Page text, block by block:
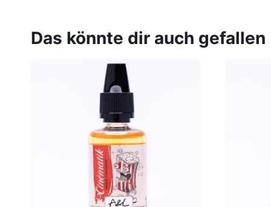
Das könnte dir auch gefallen